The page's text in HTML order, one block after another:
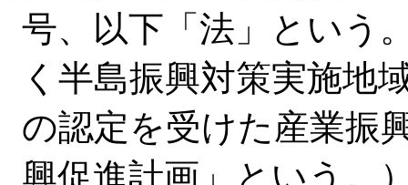
号、以下「法」という
く半島振興対策実施地
の認定を受けた産業振
興促進計画」という。